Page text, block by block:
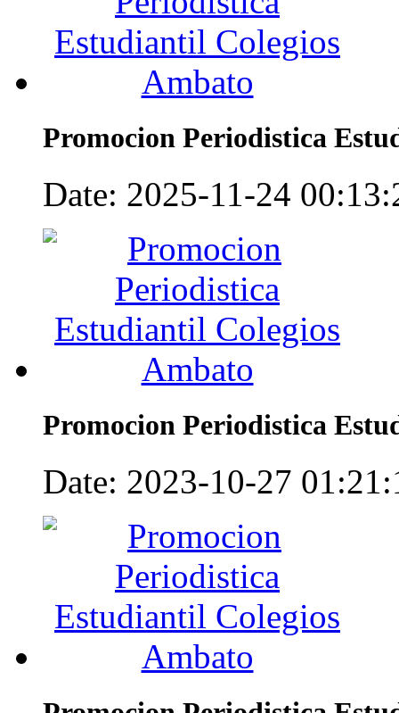
Promocion Periodistica
Date: 2025-11-24
Promocion Periodistica
Date: 2023-10-27